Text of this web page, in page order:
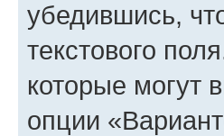
убедившись,
текстового
которые могут
опции